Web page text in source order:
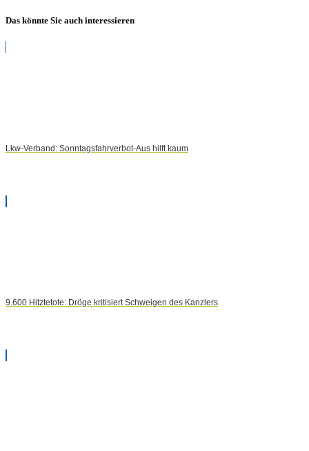
Das könnte Sie auch interessieren
Lkw-Verband: Sonntagsfahrverbot-Aus hilft kaum
9.600 Hitztetote: Dröge kritisiert Schweigen des Kanzlers